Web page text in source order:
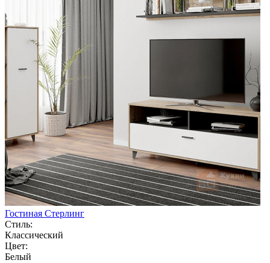
Гостиная Стерлинг
Стиль:
Классический
Цвет:
Белый